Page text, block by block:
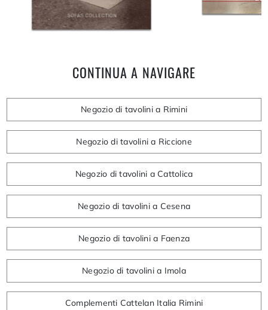
CONTINUA A NAVIGARE
Negozio di tavolini a Rimini
Negozio di tavolini a Riccione
Negozio di tavolini a Cattolica
Negozio di tavolini a Cesena
Negozio di tavolini a Faenza
Negozio di tavolini a Imola
Complementi Cattelan Italia Rimini